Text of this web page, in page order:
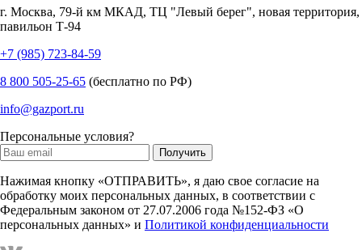
г. Москва, 79-й км МКАД, ТЦ "Левый берег", новая территория,
павильон Т-94
+7 (985) 723-84-59
8 800 505-25-65 (бесплатно по РФ)
info@gazport.ru
Персональные условия?
Нажимая кнопку «ОТПРАВИТЬ», я даю свое согласие на
обработку моих персональных данных, в соответствии с
Федеральным законом от 27.07.2006 года №152-ФЗ «О
персональных данных» и Политикой конфиденциальности